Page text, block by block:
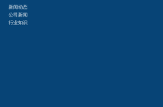
新闻动态
公司新闻
行业知识